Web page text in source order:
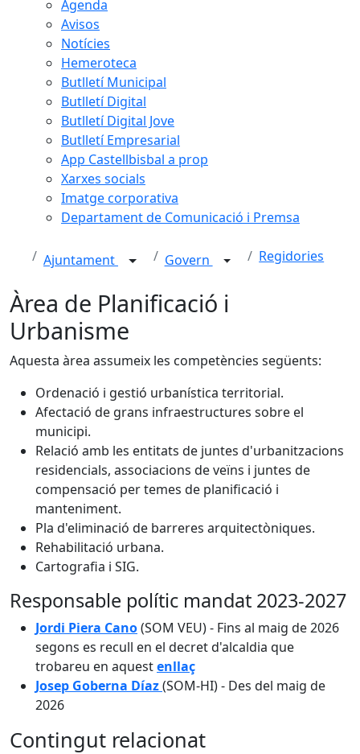
Agenda
Avisos
Notícies
Hemeroteca
Butlletí Municipal
Butlletí Digital
Butlletí Digital Jove
Butlletí Empresarial
App Castellbisbal a prop
Xarxes socials
Imatge corporativa
Departament de Comunicació i Premsa
Ajuntament Govern Regidories
Àrea de Planificació i
Urbanisme
Aquesta àrea assumeix les competències següents:
Ordenació i gestió urbanística territorial.
Afectació de grans infraestructures sobre el
municipi.
Relació amb les entitats de juntes d'urbanitzacions
residencials, associacions de veïns i juntes de
compensació per temes de planificació i
manteniment.
Pla d'eliminació de barreres arquitectòniques.
Rehabilitació urbana.
Cartografia i SIG.
Responsable polític mandat 2023-2027
Jordi Piera Cano(SOM VEU) - Fins al maig de 2026
segons es recull en el decret d'alcaldia que
trobareu en aquestenllaç
Josep Goberna Díaz(SOM-HI) - Des del maig de
2026
Contingut relacionat